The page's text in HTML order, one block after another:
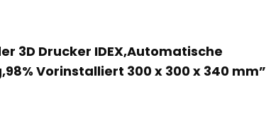
3D Drucker IDEX,Automatische
Vorinstalliert 300 x 300 x 340 mm”